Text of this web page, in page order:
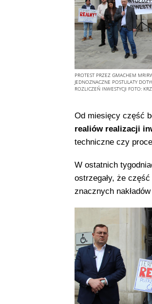
PROTEST PRZEZ GMACHEM
JEDNOZNACZNE POSTULATY
ROZLICZEŃ INWESTYCJI FOTO:
Od miesięcy część
realiów realizacji
techniczne czy
W ostatnich
ostrzegały, że
znacznych